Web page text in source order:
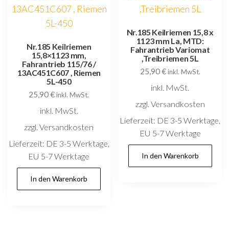
Nr.185 Keilriemen
15,8×1123 mm,
Fahrantrieb 115/76 /
13AC451C607 , Riemen
5L-450
25,90€ inkl. MwSt.
inkl. MwSt.
zzgl. Versandkosten
Lieferzeit: DE 3-5 Werktage,
EU 5-7 Werktage
In den Warenkorb
Nr.185 Keilriemen 15,8 x
1123 mm La, MTD:
Fahrantrieb Variomat
,Treibriemen 5L
25,90€ inkl. MwSt.
inkl. MwSt.
zzgl. Versandkosten
Lieferzeit: DE 3-5 Werktage,
EU 5-7 Werktage
In den Warenkorb